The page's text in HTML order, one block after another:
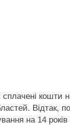
кошти
Відтак,
на 14 років